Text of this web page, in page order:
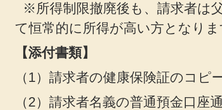
※所得制限撤廃後も、請求者は
て恒常的に所得が高い方となり
【添付書類】
（1）請求者の健康保険証のコピ
（2）請求者名義の普通預金口座